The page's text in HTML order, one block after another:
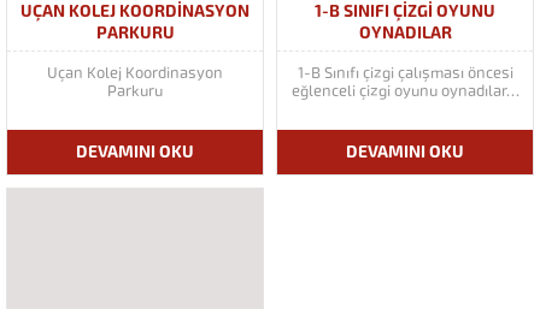
UÇAN KOLEJ KOORDINASYON
PARKURU
Uçan Kolej Koordinasyon
Parkuru
DEVAMINI OKU
1-B SINIFI ÇIZGI OYUNU
OYNADILAR
1-B Sınıfı çizgi çalışması öncesi
eğlenceli çizgi oyunu oynadılar…
DEVAMINI OKU